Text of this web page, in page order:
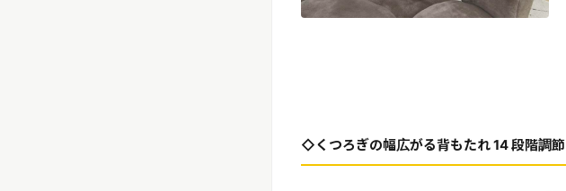
◇くつろぎの幅広がる背もたれ 14 段階調節